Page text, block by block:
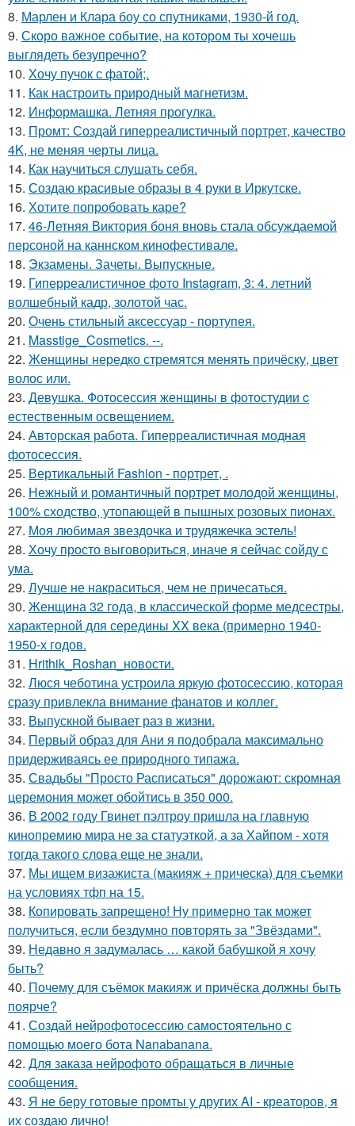
8. Марлен и Клара боу со спутниками, 1930-й год.
9. Скоро важное событие, на котором ты хочешь
выглядеть безупречно?
10. Хочу пучок с фатой;.
11. Как настроить природный магнетизм.
12. Информашка. Летняя прогулка.
13. Промт: Создай гиперреалистичный портрет, качество
4K, не меняя черты лица.
14. Как научиться слушать себя.
15. Создаю красивые образы в 4 руки в Иркутске.
16. Хотите попробовать каре?
17. 46-Летняя Виктория боня вновь стала обсуждаемой
персоной на каннском кинофестивале.
18. Экзамены. Зачеты. Выпускные.
19. Гиперреалистичное фото Instagram, 3: 4. летний
волшебный кадр, золотой час.
20. Очень стильный аксессуар - портупея.
21. Masstige_Cosmetics. --.
22. Женщины нередко стремятся менять причёску, цвет
волос или.
23. Девушка. Фотосессия женщины в фотостудии c
естественным освещением.
24. Авторская работа. Гиперреалистичная модная
фотосессия.
25. Вертикальный Fashion - портрет, .
26. Нежный и романтичный портрет молодой женщины,
100% сходство, утопающей в пышных розовых пионах.
27. Моя любимая звездочка и трудяжечка эстель!
28. Хочу просто выговориться, иначе я сейчас сойду с
ума.
29. Лучше не накраситься, чем не причесаться.
30. Женщина 32 года, в классической форме медсестры,
характерной для середины XX века (примерно 1940-
1950-х годов.
31. Hrithik_Roshan_новости.
32. Люся чеботина устроила яркую фотосессию, которая
сразу привлекла внимание фанатов и коллег.
33. Выпускной бывает раз в жизни.
34. Первый образ для Ани я подобрала максимально
придерживаясь ее природного типажа.
35. Свадьбы "Просто Расписаться" дорожают: скромная
церемония может обойтись в 350 000.
36. В 2002 году Гвинет пэлтроу пришла на главную
кинопремию мира не за статуэткой, а за Хайпом - хотя
тогда такого слова еще не знали.
37. Мы ищем визажиста (макияж + прическа) для съемки
на условиях тфп на 15.
38. Копировать запрещено! Ну примерно так может
получиться, если бездумно повторять за "Звёздами".
39. Недавно я задумалась … какой бабушкой я хочу
быть?
40. Почему для съёмок макияж и причёска должны быть
поярче?
41. Создай нейрофотосессию самостоятельно с
помощью моего бота Nanabanana.
42. Для заказа нейрофото обращаться в личные
сообщения.
43. Я не беру готовые промты у других AI - креаторов, я
их создаю лично!